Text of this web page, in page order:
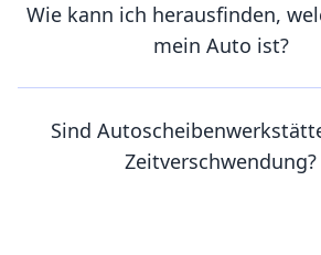
Wie kann ich herausfinden,
mein Auto ist?
Sind
Zeitverschwendung?